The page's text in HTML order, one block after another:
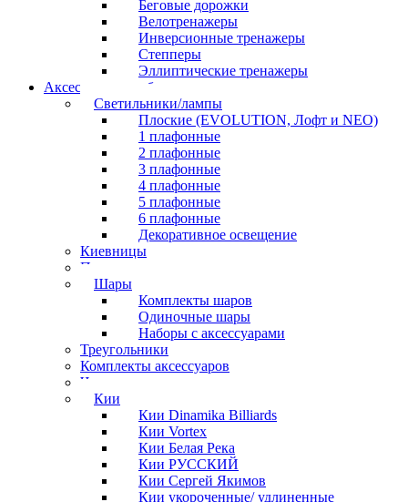
Беговые дорожки
Велотренажеры
Инверсионные тренажеры
Степперы
Эллиптические тренажеры
Аксессуары для бильярда
Светильники/лампы
Плоские (EVOLUTION, Лофт и NEO)
1 плафонные
2 плафонные
3 плафонные
4 плафонные
5 плафонные
6 плафонные
Декоративное освещение
Киевницы
Полочки
Шары
Комплекты шаров
Одиночные шары
Наборы с аксессуарами
Треугольники
Комплекты аксессуаров
Часы
Кии
Кии Dinamika Billiards
Кии Vortex
Кии Белая Река
Кии РУССКИЙ
Кии Сергей Якимов
Кии укороченные/ удлиненные